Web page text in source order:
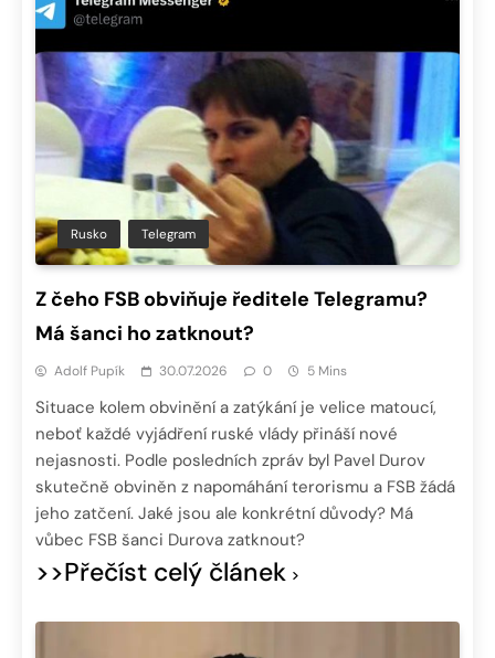
Rusko Telegram
Z čeho FSB obviňuje ředitele Telegramu?
Má šanci ho zatknout?
Adolf Pupík 30.07.2026 0 5 Mins
Situace kolem obvinění a zatýkání je velice matoucí,
neboť každé vyjádření ruské vlády přináší nové
nejasnosti. Podle posledních zpráv byl Pavel Durov
skutečně obviněn z napomáhání terorismu a FSB žádá
jeho zatčení. Jaké jsou ale konkrétní důvody? Má
vůbec FSB šanci Durova zatknout?
>>Přečíst celý článek